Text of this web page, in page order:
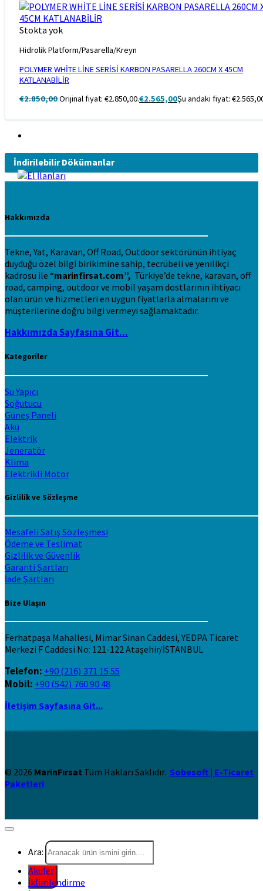
Stokta yok
Hidrolik Platform/Pasarella/Kreyn
POLYMER WHİTE LİNE SERİSİ KARBON PASARELLA 260CM X 45CM
KATLANABİLİR
€2.850,00Orijinal fiyat: €2.850,00.€2.565,00Şu andaki fiyat:
İndirilebilir Dökümanlar
Hakkımızda
Tekne, Yat, Karavan, Off Road, Outdoor sektörünün ihtiyaç
duyduğu özel bilgi birikimine sahip, tecrübeli ve yenilikçi
kadrosu ile “marinfirsat.com”, Türkiye’de tekne, karavan, off
road, camping, outdoor ve mobil yaşam dostlarının ihtiyacı
olan ürün ve hizmetleri en uygun fiyatlarla almalarını ve
müşterilerine doğru bilgi vermeyi sağlamaktadır.
Hakkımızda Sayfasına Git...
Kategoriler
Su Yapıcı
Soğutucu
Güneş Paneli
Akü
Elektrik
Jeneratör
Klima
Elektrikli Motor
Gizlilik ve Sözleşme
Mesafeli Satış Sözleşmesi
Ödeme ve Teslimat
Gizlilik ve Güvenlik
Garanti Şartları
İade Şartları
Bize Ulaşın
Ferhatpaşa Mahallesi, Mimar Sinan Caddesi, YEDPA Ticaret
Merkezi F Caddesi No: 121-122 Ataşehir/İSTANBUL
Telefon: +90 (216) 371 15 55
Mobil: +90 (542) 760 90 48
İletişim Sayfasına Git...
© 2026 MarinFırsat Tüm Hakları Saklıdır. Sobesoft | E-Ticaret
Paketleri
Ara:
Aküler
İklimlendirme